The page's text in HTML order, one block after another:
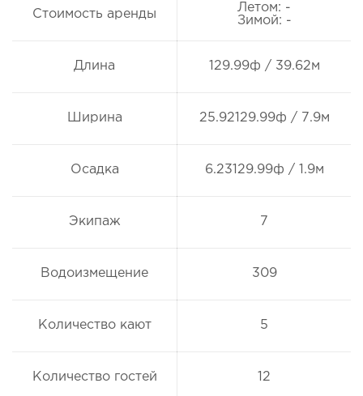
Стоимость аренды
Летом: -
Зимой: -
Длина 129.99ф / 39.62м
Ширина 25.92129.99ф / 7.9м
Осадка 6.23129.99ф / 1.9м
Экипаж 7
Водоизмещение 309
Количество кают 5
Количество гостей 12